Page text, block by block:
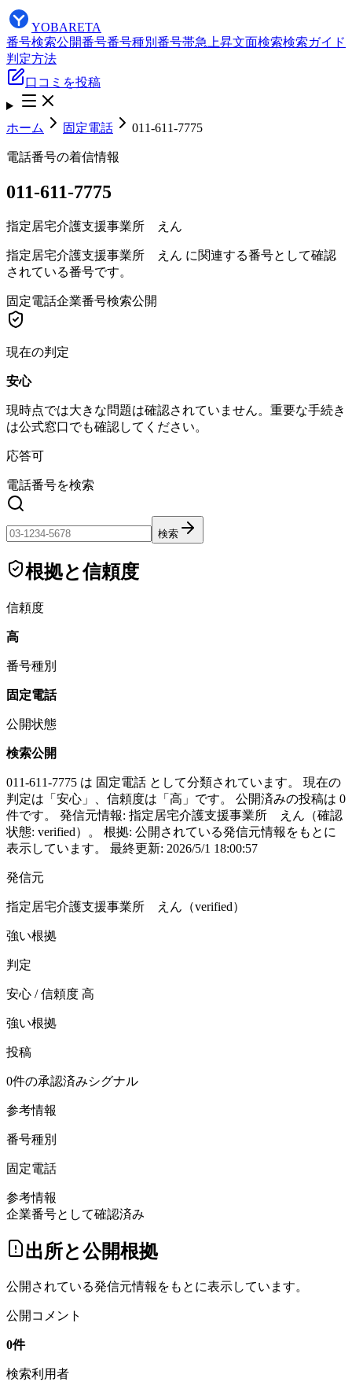
YOBARETA
番号検索公開番号番号種別 番号帯急上昇文面検索検索ガイド
判定方法
口コミを投稿
ホーム 固定電話 011-611-7775
電話番号の着信情報
011-611-7775
指定居宅介護支援事業所 えん
指定居宅介護支援事業所 えん に関連する番号として確認
されている番号です。
固定電話企業番号検索公開
現在の判定
安心
現時点では大きな問題は確認されていません。重要な手続き
は公式窓口でも確認してください。
応答可
電話番号を検索
検索
根拠と信頼度
信頼度
高
番号種別
固定電話
公開状態
検索公開
011-611-7775 は 固定電話 として分類されています。 現在の
判定は「安心」、信頼度は「高」です。 公開済みの投稿は 0
件です。 発信元情報: 指定居宅介護支援事業所 えん（確認
状態: verified）。 根拠: 公開されている発信元情報をもとに
表示しています。 最終更新: 2026/5/1 18:00:57
発信元
指定居宅介護支援事業所 えん（verified）
強い根拠
判定
安心 / 信頼度 高
強い根拠
投稿
0件の承認済みシグナル
参考情報
番号種別
固定電話
参考情報
企業番号として確認済み
出所と公開根拠
公開されている発信元情報をもとに表示しています。
公開コメント
0件
検索利用者